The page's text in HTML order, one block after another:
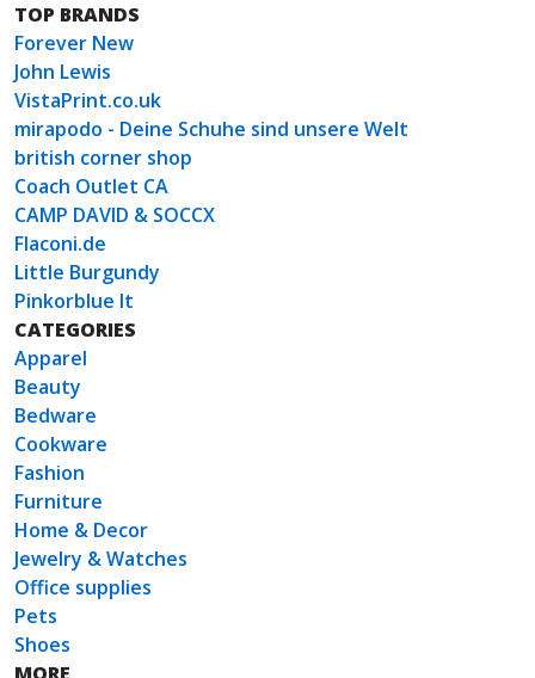
TOP BRANDS
Forever New
John Lewis
VistaPrint.co.uk
mirapodo - Deine Schuhe sind unsere Welt
british corner shop
Coach Outlet CA
CAMP DAVID & SOCCX
Flaconi.de
Little Burgundy
Pinkorblue It
CATEGORIES
Apparel
Beauty
Bedware
Cookware
Fashion
Furniture
Home & Decor
Jewelry & Watches
Office supplies
Pets
Shoes